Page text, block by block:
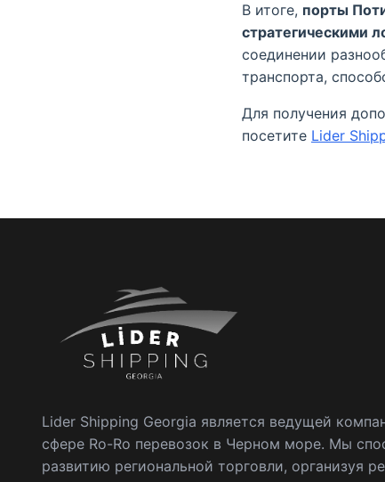
В итоге, порты
стратегическими
соединении
транспорта,
Для получения
посетите Lider
Lider Shipping Georgia является ведущей
сфере Ro-Ro перевозок в Черном море. Мы
развитию региональной торговли, организуя